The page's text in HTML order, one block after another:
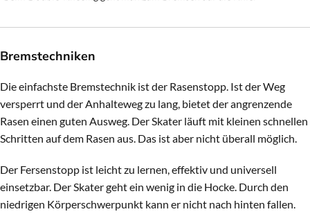
Bremstechniken
Die einfachste Bremstechnik ist der Rasenstopp. Ist der Weg
versperrt und der Anhalteweg zu lang, bietet der angrenzende
Rasen einen guten Ausweg. Der Skater läuft mit kleinen schnellen
Schritten auf dem Rasen aus. Das ist aber nicht überall möglich.
Der Fersenstopp ist leicht zu lernen, effektiv und universell
einsetzbar. Der Skater geht ein wenig in die Hocke. Durch den
niedrigen Körperschwerpunkt kann er nicht nach hinten fallen.